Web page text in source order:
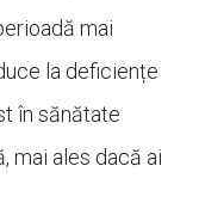
mai
la deficiențe
în sănătate
mai ales dacă ai